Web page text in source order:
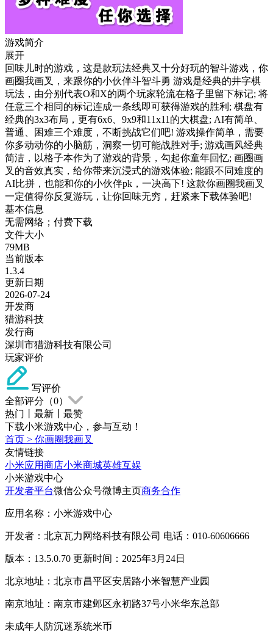
游戏简介
展开
回味儿时的游戏，这是款玩法经典又十分好玩的智斗游戏，你
画圈我画叉，来跟你的小伙伴斗智斗勇 游戏是经典的井字棋
玩法，由分别代表O和X的两个玩家轮流在格子里留下标记; 将
任意三个相同的标记连成一条线即可获得游戏的胜利; 棋盘有
经典的3x3布局，更有6x6、9x9和11x11的大棋盘; AI有简单、
普通、困难三个难度，不断挑战它们吧! 游戏操作简单，需要
你多动动你的小脑筋，洞察一切可能战胜对手; 游戏画风经典
简洁，以格子本作为了游戏的背景，勾起你童年回忆; 画圈画
叉的音效真实，给你带来沉浸式的游戏体验; 能跟不同难度的
AI比拼，也能和你的小伙伴pk，一决高下! 这款你画圈我画叉
一定值得你反复游玩，让你回味无穷，赶紧来下载体验吧!
基本信息
无需网络；付费下载
文件大小
79MB
当前版本
1.3.4
更新日期
2026-07-24
开发商
猎游科技
发行商
深圳市猎游科技有限公司
玩家评价
写评价
全部评分（0）
热门
最新
最赞
下载小米游戏中心，参与互动！
首页 > 你画圈我画叉
友情链接
小米应用商店小米商城英雄互娱
小米游戏中心
开发者平台微信公众号微博主页商务合作
应用名称：小米游戏中心
开发者：北京瓦力网络科技有限公司 电话：010-60606666
版本：13.5.0.70 更新时间：2025年3月24日
北京地址：北京市昌平区安居路小米智慧产业园
南京地址：南京市建邺区永初路37号小米华东总部
未成年人防沉迷系统米币